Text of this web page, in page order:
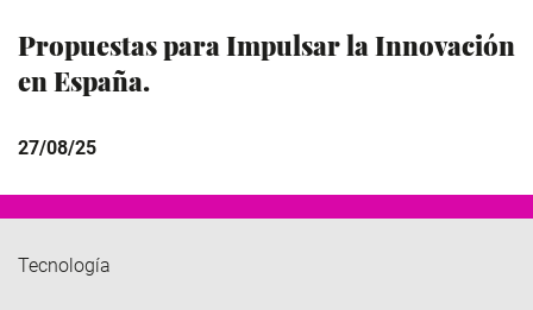
Propuestas para Impulsar la Innovación
en España.
27/08/25
Tecnología